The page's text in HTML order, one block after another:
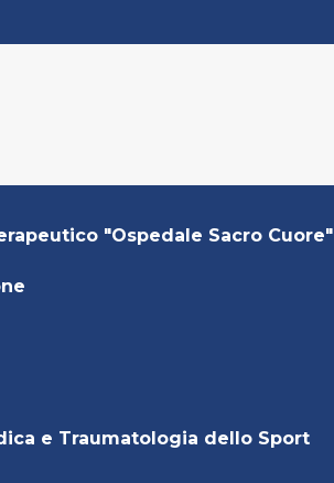
"Ospedale Sacro Cuore"
e Traumatologia dello Sport